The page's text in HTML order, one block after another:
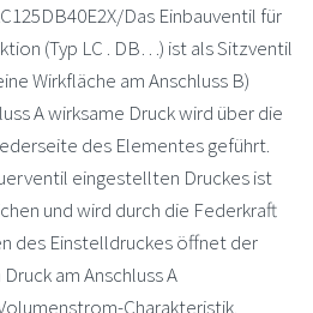
Das Einbauventil für
(Typ LC . DB…) ist als Sitzventil
Wirkfläche am Anschluss B)
A wirksame Druck wird über die
des Elementes geführt.
eingestellten Druckes ist
und wird durch die Federkraft
des Einstelldruckes öffnet der
am Anschluss A
Charakteristik.